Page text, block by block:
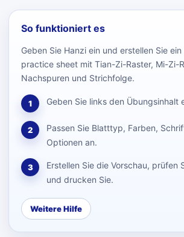
So funktioniert es
Geben Sie Hanzi ein und erstellen Sie
practice sheet mit Tian-Zi-Raster, Mi-Zi-
Nachspuren und Strichfolge.
1 Geben Sie links den Übungsinhalt
2
Passen Sie Blatttyp, Farben,
Optionen an.
3
Erstellen Sie die Vorschau, prüfen
und drucken Sie.
Weitere Hilfe